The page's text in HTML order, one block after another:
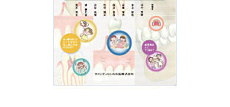
電子BOOK
著者一覧